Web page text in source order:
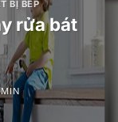
BỊ BẾP
rửa bát